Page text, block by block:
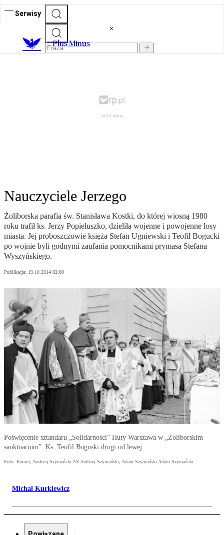
Serwisy
Plus Minus
Nauczyciele Jerzego
Żoliborska parafia św. Stanisława Kostki, do której wiosną 1980
roku trafił ks. Jerzy Popiełuszko, dzieliła wojenne i powojenne losy
miasta. Jej proboszczowie księża Stefan Ugniewski i Teofil Bogucki
po wojnie byli godnymi zaufania pomocnikami prymasa Stefana
Wyszyńskiego.
Publikacja: 19.10.2014 02:00
Poświęcenie sztandaru „Solidarności” Huty Warszawa w „Żoliborskim
sanktuarium”. Ks. Teofil Boguski drugi od lewej
Foto: Forum, Andrzej Szymański AS Andrzej Szymański, Adam Szymański Adam Szymański
Michał Kurkiewicz